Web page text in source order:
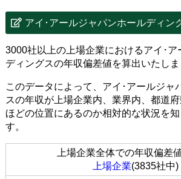
アイ･アールジャパンホールディン
3000社以上の上場企業におけるアイ･
ディングスの年収偏差値を算出いたしま
このデータによって、アイ･アールジャ
スの年収が上場企業内、業界内、都道
ほどの位置にあるのか相対的な状況を
す。
上場企業全体での年収偏差
上場企業(3835社中)